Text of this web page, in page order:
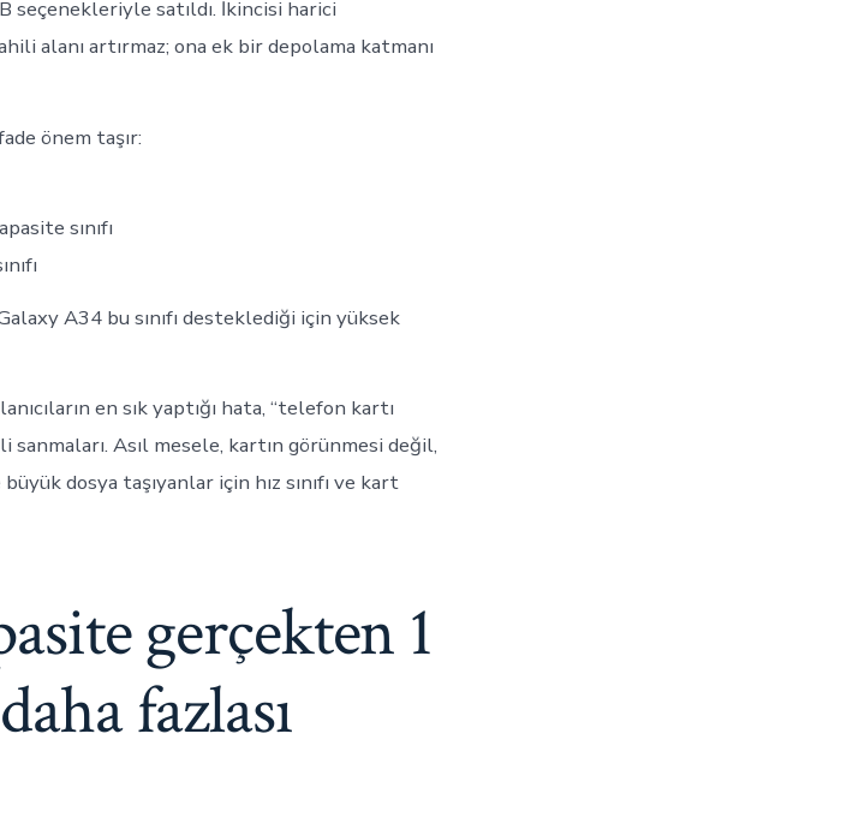
seçenekleriyle satıldı. İkincisi harici
alanı artırmaz; ona ek bir depolama katmanı
önem taşır:
sınıfı
A34 bu sınıfı desteklediği için yüksek
en sık yaptığı hata, “telefon kartı
Asıl mesele, kartın görünmesi değil,
dosya taşıyanlar için hız sınıfı ve kart
gerçekten 1
fazlası